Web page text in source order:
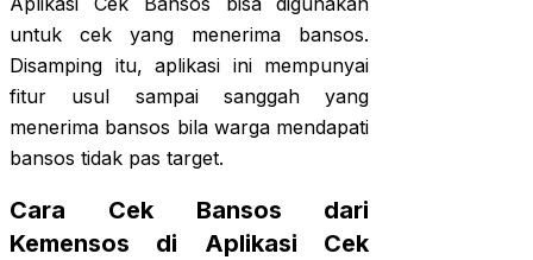
untuk cek yang menerima bansos.
Disamping itu, aplikasi ini mempunyai
fitur usul sampai sanggah yang
menerima bansos bila warga mendapati
bansos tidak pas target.
Cara Cek Bansos dari
Kemensos di Aplikasi Cek